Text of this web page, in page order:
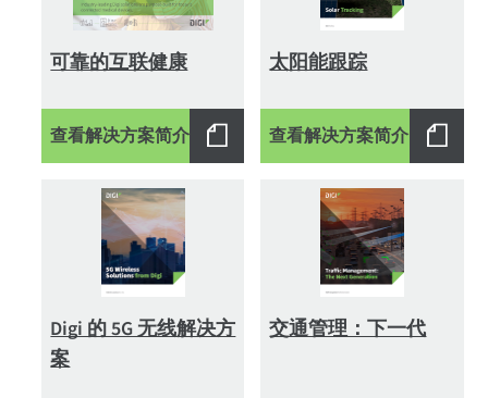
解决方案简介 (147)
技术简介 (27)
视频 (311)
白皮书 (45)
可靠的互联健康
查看解决方案简介
太阳能跟踪
查看解决方案简介
Digi 的 5G 无线解决方
案
交通管理：下一代